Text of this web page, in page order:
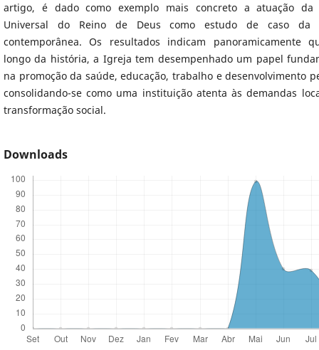
artigo, é dado como exemplo mais concreto a atuação da
Universal do Reino de Deus como estudo de caso da
contemporânea. Os resultados indicam panoramicamente
longo da história, a Igreja tem desempenhado um papel
na promoção da saúde, educação, trabalho e desenvolvimento
consolidando-se como uma instituição atenta às demandas
transformação social.
Downloads